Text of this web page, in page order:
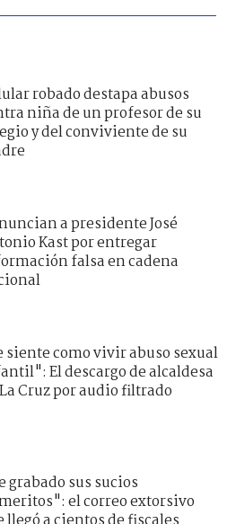
robado destapa abusos
niña de un profesor de su
y del conviviente de su
a presidente José
Kast por entregar
falsa en cadena
siente como vivir abuso sexual
El descargo de alcaldesa
Cruz por audio filtrado
grabado sus sucios
el correo extorsivo